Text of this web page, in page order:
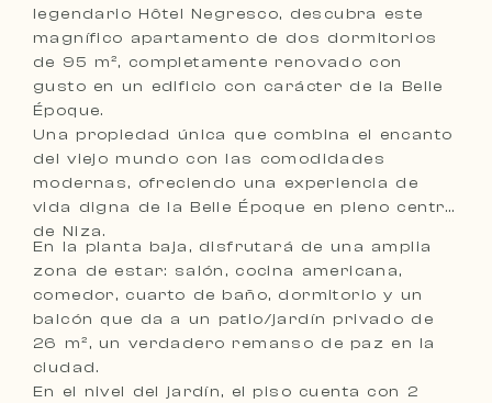
legendario Hôtel Negresco, descubra este
magnífico apartamento de dos dormitorios
de 95 m², completamente renovado con
gusto en un edificio con carácter de la Belle
Époque.
Una propiedad única que combina el encanto
del viejo mundo con las comodidades
modernas, ofreciendo una experiencia de
vida digna de la Belle Époque en pleno centro
de Niza.
En la planta baja, disfrutará de una amplia
zona de estar: salón, cocina americana,
comedor, cuarto de baño, dormitorio y un
balcón que da a un patio/jardín privado de
26 m², un verdadero remanso de paz en la
ciudad.
En el nivel del jardín, el piso cuenta con 2